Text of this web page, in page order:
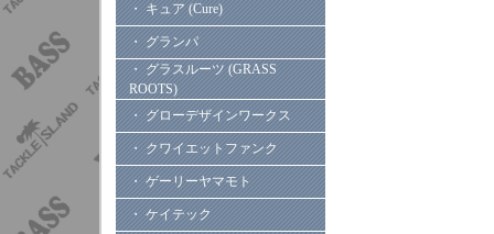
・ キュア (Cure)
・ グランパ
・ グラスルーツ (GRASS
ROOTS)
・ グローデザインワークス
・ クワイエットファンク
・ ゲーリーヤマモト
・ ケイテック